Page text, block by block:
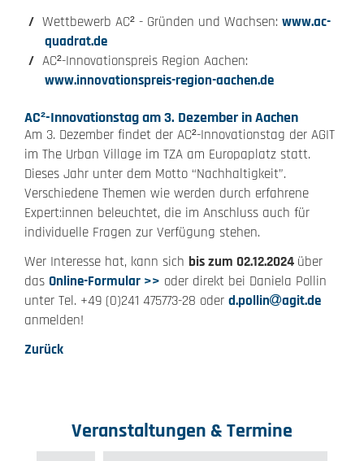
Wettbewerb AC² - Gründen und Wachsen: www.ac-
quadrat.de
AC²-Innovationspreis Region Aachen:
www.innovationspreis-region-aachen.de
AC²-Innovationstag am 3. Dezember in Aachen
Am 3. Dezember findet der AC²-Innovationstag der AGIT
im The Urban Village im TZA am Europaplatz statt.
Dieses Jahr unter dem Motto “Nachhaltigkeit”.
Verschiedene Themen wie werden durch erfahrene
Expert:innen beleuchtet, die im Anschluss auch für
individuelle Fragen zur Verfügung stehen.
Wer Interesse hat, kann sich bis zum 02.12.2024 über
das Online-Formular >> oder direkt bei Daniela Pollin
unter Tel. +49 (0)241 475773-28 oder d.pollin
agit.de
anmelden!
Zurück
Veranstaltungen & Termine